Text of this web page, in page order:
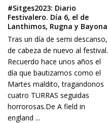
#Sitges2023: Diario
Festivalero. Día 6, el de
Lanthimos, Rugna y Bayona
Tras un día de semi descanso,
de cabeza de nuevo al festival.
Recuerdo hace unos años el
día que bautizamos como el
Martes maldito, tragandonos
cuatro TURRAS seguidas
horrorosas.De A field in
england ...